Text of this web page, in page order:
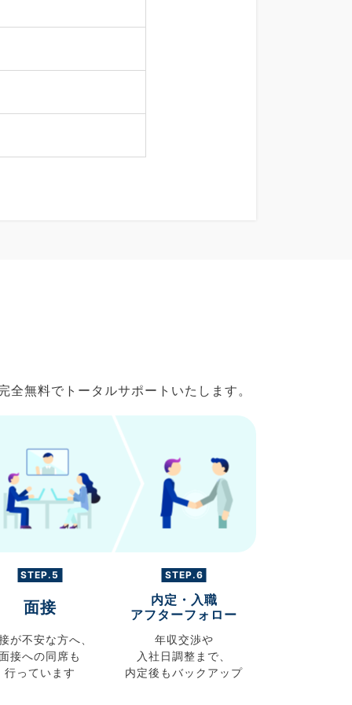
無料でトータルサポートいたします。
STEP.5
面接
が不安な方へ、
接への同席も
行っています
STEP.6
内定・入職
アフターフォロー
年収交渉や
入社日調整まで、
内定後もバックアップ